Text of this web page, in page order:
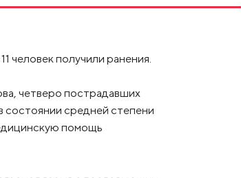
человек получили ранения.
четверо пострадавших
состоянии средней степени
помощь